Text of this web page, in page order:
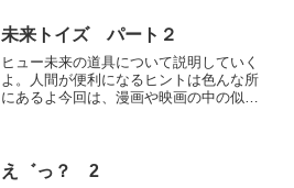
未来トイズ パート２
ヒュー未来の道具について説明していく
よ。人間が便利になるヒントは色んな所
にあるよ今回は、漫画や映画の中の似た
な、ソフト的に便利になる...
え゛っ？ 2